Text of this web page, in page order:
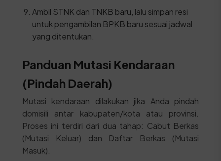
Ambil STNK dan TNKB baru, lalu simpan resi
untuk pengambilan BPKB baru sesuai jadwal
yang ditentukan.
Panduan Mutasi Kendaraan
(Pindah Daerah)
Mutasi kendaraan dilakukan jika Anda pindah
domisili antar kabupaten/kota atau provinsi.
Proses ini terdiri dari dua tahap: Cabut Berkas
(Mutasi Keluar) dan Daftar Berkas (Mutasi
Masuk).